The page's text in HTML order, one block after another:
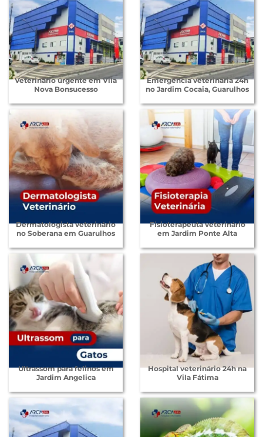
Veterinário urgente em Vila
Nova Bonsucesso
Emergencia veterinaria 24h
no Jardim Cocaia, Guarulhos
Dermatologista veterinário
no Soberana em Guarulhos
Fisioterapeuta veterinário
em Jardim Ponte Alta
Ultrassom para felinos em
Jardim Angelica
Hospital veterinário 24h na
Vila Fátima